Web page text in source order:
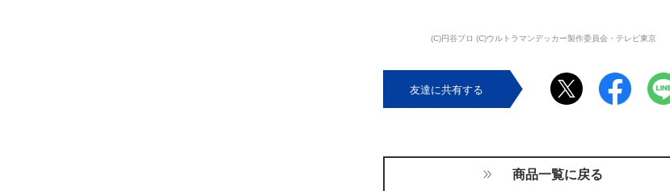
(C)円谷プロ (C)ウルトラマンデッカー製作委員会・テレビ東京
友達に共有する
商品一覧に戻る